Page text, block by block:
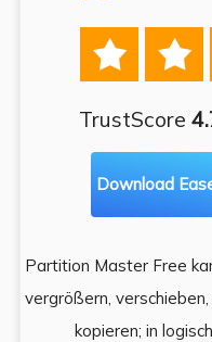
 
TrustScore
Download
Partition Master Free
vergrößern,
kopieren; in